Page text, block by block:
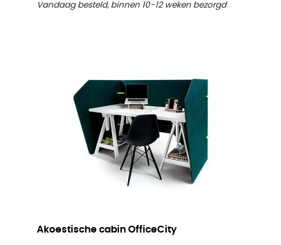
Vandaag besteld, binnen 10-12 weken bezorgd
Akoestische cabin OfficeCity